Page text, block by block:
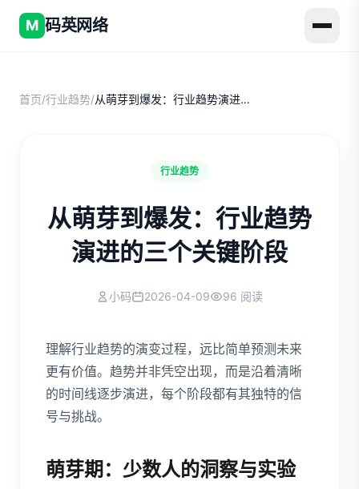
M 码英网络
首页/行业趋势/ 从萌芽到爆发：行业趋势演进的三个关键阶段
行业趋势
从萌芽到爆发：行业趋势
演进的三个关键阶段
小码 2026-04-09 96 阅读
理解行业趋势的演变过程，远比简单预测未来
更有价值。趋势并非凭空出现，而是沿着清晰
的时间线逐步演进，每个阶段都有其独特的信
号与挑战。
萌芽期：少数人的洞察与实验